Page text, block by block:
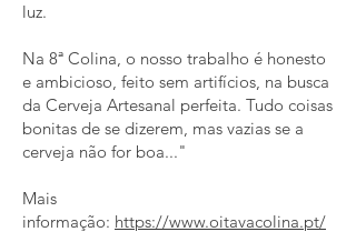
luz.
Na 8ª Colina, o nosso trabalho é honesto
e ambicioso, feito sem artifícios, na busca
da Cerveja Artesanal perfeita. Tudo coisas
bonitas de se dizerem, mas vazias se a
cerveja não for boa..."
Mais
informação: https://www.oitavacolina.pt/